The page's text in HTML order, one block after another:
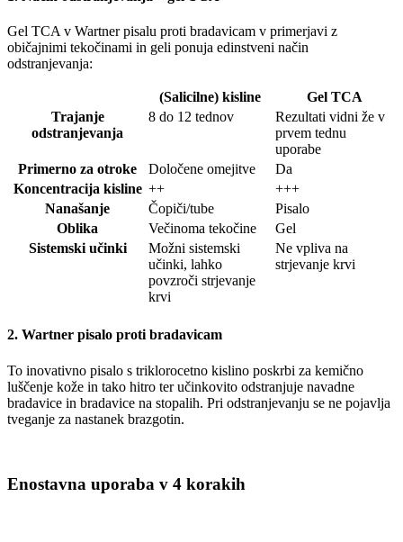
Gel TCA v Wartner pisalu proti bradavicam v primerjavi z
običajnimi tekočinami in geli ponuja edinstveni način
odstranjevanja:
(Salicilne) kisline
Gel TCA
Trajanje
odstranjevanja
8 do 12 tednov
Rezultati vidni že v
prvem tednu
uporabe
Primerno za otroke
Določene omejitve
Da
Koncentracija kisline ++
+++
Nanašanje
Čopiči/tube
Pisalo
Oblika
Večinoma tekočine
Gel
Sistemski učinki
Možni sistemski
učinki, lahko
povzroči strjevanje
krvi
Ne vpliva na
strjevanje krvi
2. Wartner pisalo proti bradavicam
To inovativno pisalo s triklorocetno kislino poskrbi za kemično
luščenje kože in tako hitro ter učinkovito odstranjuje navadne
bradavice in bradavice na stopalih. Pri odstranjevanju se ne pojavlja
tveganje za nastanek brazgotin.
Enostavna uporaba v 4 korakih